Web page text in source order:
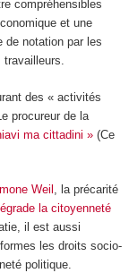
compréhensibles
et une
de notation par les
travailleurs.
des « activités
procureur de la
ma cittadini »(Ce
Weil , la précarité
la citoyenneté
il est aussi
les droits socio-
politique.